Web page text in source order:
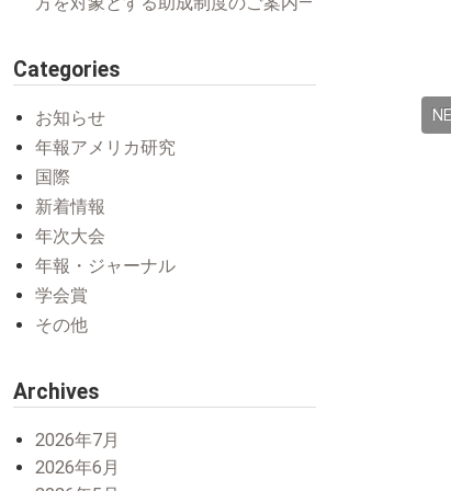
Categories
お知らせ
年報アメリカ研究
国際
新着情報
年次大会
年報・ジャーナル
学会賞
その他
Archives
2026年7月
2026年6月